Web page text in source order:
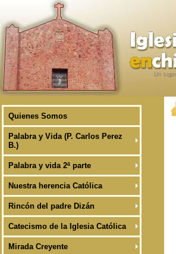
Quienes Somos
Palabra y Vida (P. Carlos Perez
B.)
Palabra y vida 2ª parte
Nuestra herencia Católica
Rincón del padre Dizán
Catecismo de la Iglesia Católica
Mirada Creyente